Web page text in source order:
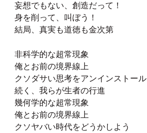
妄想でもない、創造だって！
身を削って、叫ぼう！
結局、真実も道徳も金次第
非科学的な超常現象
俺とお前の境界線上
クソダサい思考をアンインストール
続く、我らが生者の行進
幾何学的な超常現象
俺とお前の境界線上
クソヤバい時代をどうかしよう